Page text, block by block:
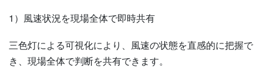
1）風速状況を現場全体で即時共有
三色灯による可視化により、風速の状態を直感的に把握で
き、現場全体で判断を共有できます。